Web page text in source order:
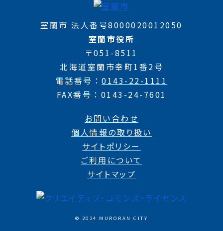
室蘭市 法人番号8000020012050
室蘭市役所
〒051-8511
北海道室蘭市幸町1番2号
電話番号
0143-22-1111
FAX番号
0143-24-7601
お問い合わせ
個人情報の取り扱い
サイトポリシー
ご利用について
サイトマップ
© 2024 MURORAN CITY